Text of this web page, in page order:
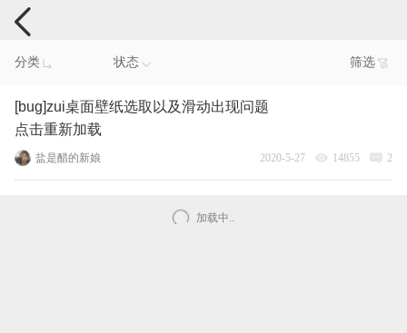
手机反馈
分类 状态 筛选
[bug]zui桌面壁纸选取以及滑动出现问题
点击重新加载
盐是醋的新娘 2020-5-27 14855 2
加载中..